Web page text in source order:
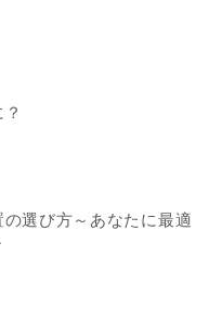
の選び方～あなたに最適